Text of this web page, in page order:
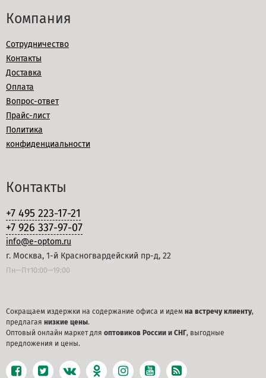
Компания
Сотрудничество
Контакты
Доставка
Оплата
Вопрос-ответ
Прайс-лист
Политика
конфиденциальности
Контакты
+7 495 223-17-21
+7 926 337-97-07
info@e-optom.ru
г. Москва, 1-й Красногвардейский пр-д, 22
Пн—Пт10:00—19:00
Сокращаем издержки на содержание офиса и идем на встречу клиенту,
предлагая низкие цены.
Оптовый онлайн маркет для оптовиков России и СНГ, выгодные
предложения и цены.